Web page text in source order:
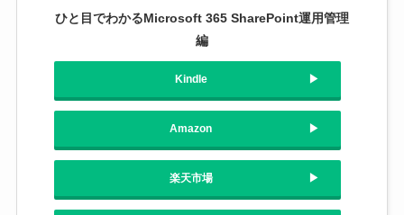
ひと目でわかるMicrosoft 365 SharePoint運用管理
編
Kindle
Amazon
楽天市場